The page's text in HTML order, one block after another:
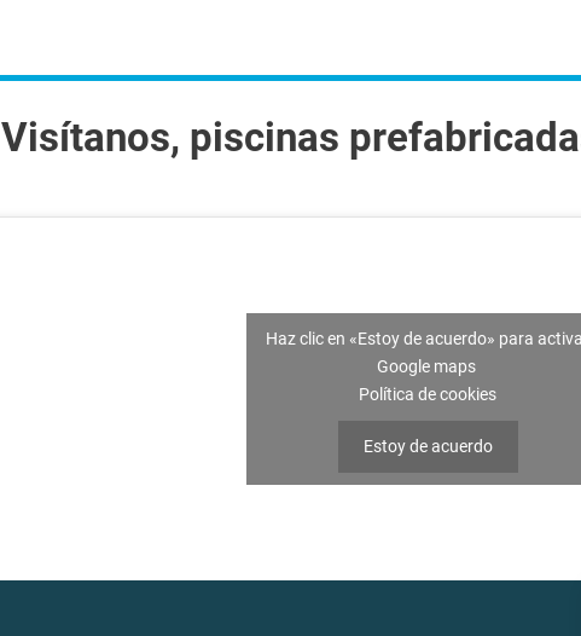
Visítanos, piscinas
Haz clic en «Estoy de acuerdo» para
Google maps
Política de cookies
Estoy de acuerdo